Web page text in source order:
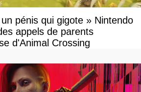
pénis qui gigote » Nintendo
appels de parents
d'Animal Crossing